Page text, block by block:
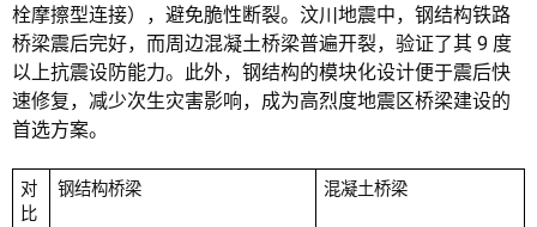
栓摩擦型连接），避免脆性断裂。汶川地震中，钢结构铁路
桥梁震后完好，而周边混凝土桥梁普遍开裂，验证了其 9 度
以上抗震设防能力。此外，钢结构的模块化设计便于震后快
速修复，减少次生灾害影响，成为高烈度地震区桥梁建设的
首选方案。
对
比
钢结构桥梁 混凝土桥梁